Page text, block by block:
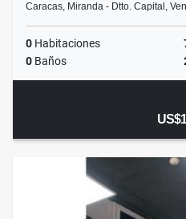
Caracas, Miranda - Dtto. Capital,
0 Habitaciones
0 Baños